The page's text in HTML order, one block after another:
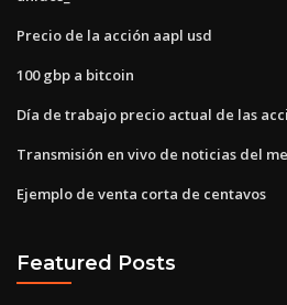
Precio de la acción aapl usd
100 gbp a bitcoin
Día de trabajo precio actual de las
Transmisión en vivo de noticias del
Ejemplo de venta corta de centavos
Featured Posts